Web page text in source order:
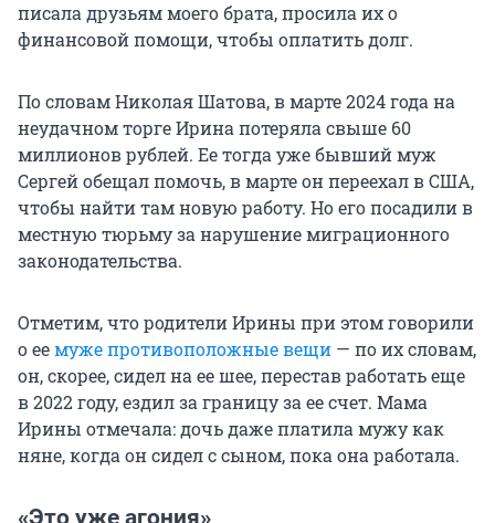
писала друзьям моего брата, просила их о
финансовой помощи, чтобы оплатить долг.
По словам Николая Шатова, в марте 2024 года на
неудачном торге Ирина потеряла свыше 60
миллионов рублей. Ее тогда уже бывший муж
Сергей обещал помочь, в марте он переехал в США,
чтобы найти там новую работу. Но его посадили в
местную тюрьму за нарушение миграционного
законодательства.
Отметим, что родители Ирины при этом говорили
о еемуже противоположные вещи — по их словам,
он, скорее, сидел на ее шее, перестав работать еще
в 2022 году, ездил за границу за ее счет. Мама
Ирины отмечала: дочь даже платила мужу как
няне, когда он сидел с сыном, пока она работала.
«Это уже агония»